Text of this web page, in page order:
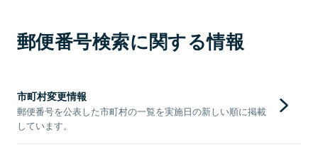
郵便番号検索に関する情報
市町村変更情報
郵便番号を公表した市町村の一覧を実施日の新しい順に掲載
しています。